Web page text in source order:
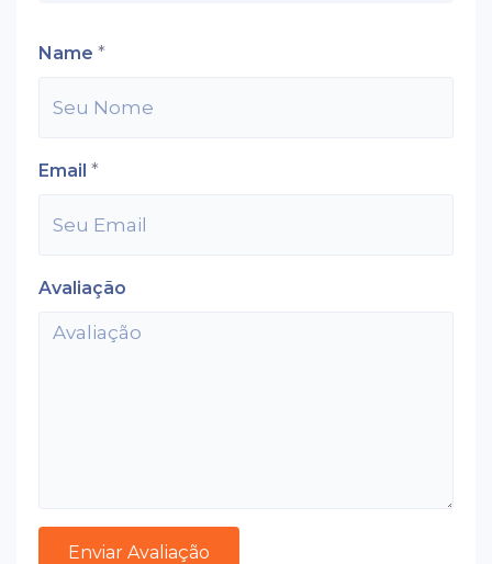
Name *
Email *
Avaliação